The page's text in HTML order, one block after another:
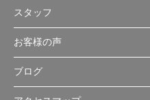
スタッフ
お客様の声
ブログ